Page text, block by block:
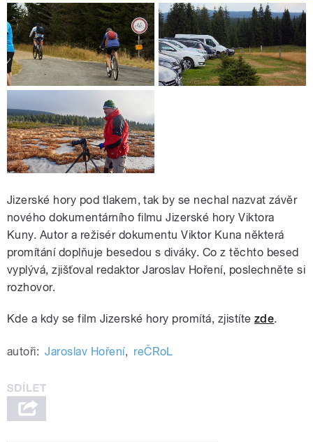
Jizerské hory pod tlakem, tak by se nechal nazvat závěr
nového dokumentárního filmu Jizerské hory Viktora
Kuny. Autor a režisér dokumentu Viktor Kuna některá
promítání doplňuje besedou s diváky. Co z těchto besed
vyplývá, zjišťoval redaktor Jaroslav Hoření, poslechněte si
rozhovor.
Kde a kdy se film Jizerské hory promítá, zjistíte zde.
autoři: Jaroslav Hoření, reČRoL